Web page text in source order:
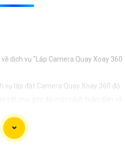
dịch vụ "Lắp Camera Quay Xoay 360
vụ lắp đặt Camera Quay Xoay 360 độ
thể theo dõi và giám sát mọi hoạt
cách dễ dàng và tiện lợi. Hãy liên hệ
chọn giải pháp camera phù hợp nhất